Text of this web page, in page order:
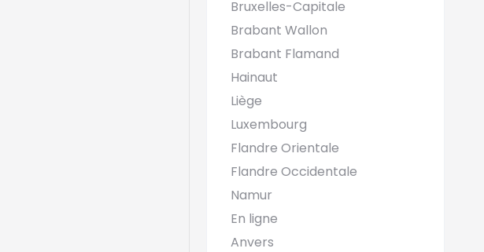
Bruxelles-Capitale
Brabant Wallon
Brabant Flamand
Hainaut
Liège
Luxembourg
Flandre Orientale
Flandre Occidentale
Namur
En ligne
Anvers